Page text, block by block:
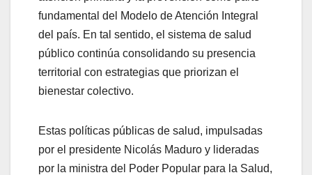
fundamental del Modelo de Atención Integral
del país. En tal sentido, el sistema de salud
público continúa consolidando su presencia
territorial con estrategias que priorizan el
bienestar colectivo.
Estas políticas públicas de salud, impulsadas
por el presidente Nicolás Maduro y lideradas
por la ministra del Poder Popular para la Salud,